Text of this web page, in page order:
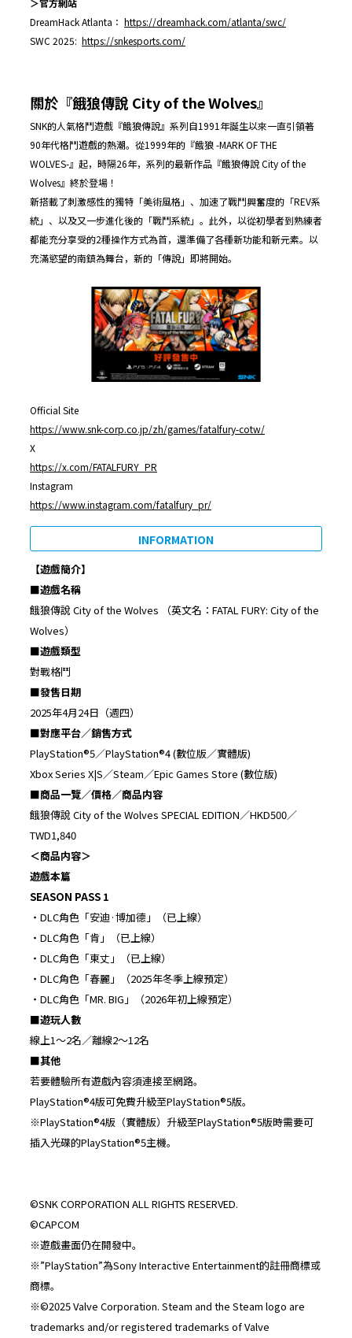
＞官方網站
DreamHack Atlanta： https://dreamhack.com/atlanta/swc/
SWC 2025: https://snkesports.com/
關於『餓狼傳說 City of the Wolves』
SNK的人氣格鬥遊戲『餓狼傳說』系列自1991年誕生以來一直引領著
90年代格鬥遊戲的熱潮。從1999年的『餓狼 -MARK OF THE
WOLVES-』起，時隔26年，系列的最新作品『餓狼傳說 City of the
Wolves』終於登場！
新搭載了刺激感性的獨特「美術風格」、加速了戰鬥興奮度的「REV系
統」、以及又一步進化後的「戰鬥系統」。此外，以從初學者到熟練者
都能充分享受的2種操作方式為首，還準備了各種新功能和新元素。以
充滿慾望的南鎮為舞台，新的「傳說」即將開始。
Official Site
https://www.snk-corp.co.jp/zh/games/fatalfury-cotw/
X
https://x.com/FATALFURY_PR
Instagram
https://www.instagram.com/fatalfury_pr/
INFORMATION
【遊戲簡介】
■遊戲名稱
餓狼傳說 City of the Wolves （英文名：FATAL FURY: City of the
Wolves）
■遊戲類型
對戰格鬥
■發售日期
2025年4月24日（週四）
■對應平台／銷售方式
PlayStation®5／PlayStation®4 (數位版／實體版)
Xbox Series X|S／Steam／Epic Games Store (數位版)
■商品一覽／價格／商品内容
餓狼傳說 City of the Wolves SPECIAL EDITION／HKD500／
TWD1,840
＜商品内容＞
遊戲本篇
SEASON PASS 1
・DLC角色「安迪·博加德」（已上線）
・DLC角色「肯」（已上線）
・DLC角色「東丈」（已上線）
・DLC角色「春麗」（2025年冬季上線預定）
・DLC角色「MR. BIG」（2026年初上線預定）
■遊玩人數
線上1～2名／離線2～12名
■其他
若要體驗所有遊戲內容須連接至網路。
PlayStation®4版可免費升級至PlayStation®5版。
※PlayStation®4版（實體版）升級至PlayStation®5版時需要可
插入光碟的PlayStation®5主機。
©SNK CORPORATION ALL RIGHTS RESERVED.
©CAPCOM
※遊戲畫面仍在開發中。
※”PlayStation”為Sony Interactive Entertainment的註冊商標或
商標。
※©2025 Valve Corporation. Steam and the Steam logo are
trademarks and/or registered trademarks of Valve